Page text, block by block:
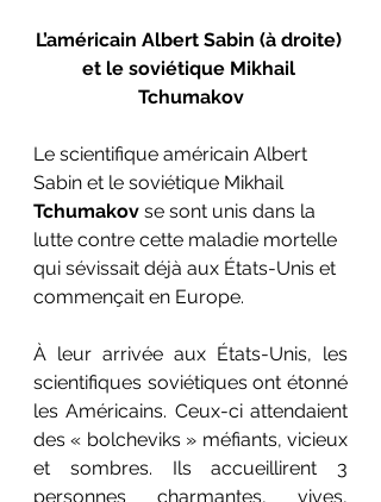
L’américain Albert Sabin (à droite)
et le soviétique Mikhail
Tchumakov
Le scientifique américain Albert
Sabin et le soviétique Mikhail
Tchumakov se sont unis dans la
lutte contre cette maladie mortelle
qui sévissait déjà aux États-Unis et
commençait en Europe.
À leur arrivée aux États-Unis, les
scientifiques soviétiques ont étonné
les Américains. Ceux-ci attendaient
des « bolcheviks » méfiants, vicieux
et sombres. Ils accueillirent 3
personnes charmantes, vives,